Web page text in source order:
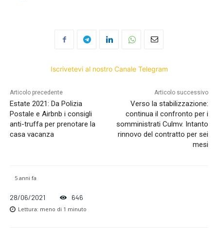
Iscrivetevi al nostro Canale Telegram
Articolo precedente
Estate 2021: Da Polizia
Postale e Airbnb i consigli
anti-truffa per prenotare la
casa vacanza
Articolo successivo
Verso la stabilizzazione:
continua il confronto per i
somministrati Culmv. Intanto
rinnovo del contratto per sei
mesi
5 anni fa
28/06/2021 646
Lettura: meno di 1 minuto